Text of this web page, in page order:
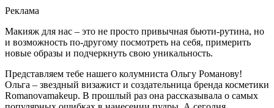
Реклама
Макияж для нас – это не просто привычная бьюти-рутина, но
и возможность по-другому посмотреть на себя, примерить
новые образы и подчеркнуть свою уникальность.
Представляем тебе нашего колумниста Ольгу Романову!
Ольга – звездный визажист и создательница бренда косметики
Romanovamakeup. В прошлый раз она рассказывала о самых